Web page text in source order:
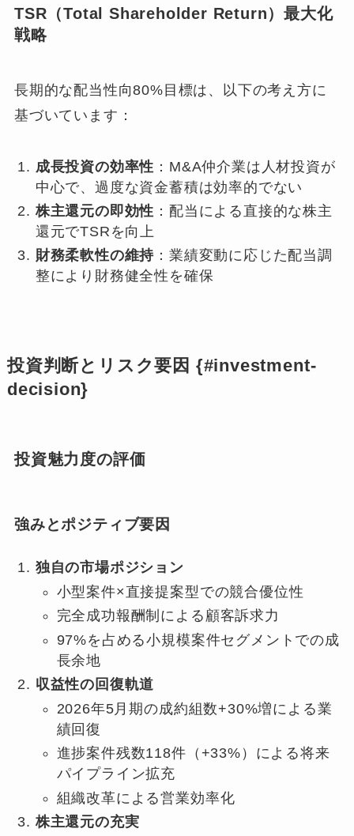
TSR（Total Shareholder Return）最大化
戦略
長期的な配当性向80%目標は、以下の考え方に
基づいています：
成長投資の効率性 ：M&A仲介業は人材投資が
中心で、過度な資金蓄積は効率的でない
株主還元の即効性 ：配当による直接的な株主
還元でTSRを向上
財務柔軟性の維持 ：業績変動に応じた配当調
整により財務健全性を確保
投資判断とリスク要因 {#investment-
decision}
投資魅力度の評価
強みとポジティブ要因
独自の市場ポジション
小型案件×直接提案型での競合優位性
完全成功報酬制による顧客訴求力
97%を占める小規模案件セグメントでの成
長余地
収益性の回復軌道
2026年5月期の成約組数+30%増による業
績回復
進捗案件残数118件（+33%）による将来
パイプライン拡充
組織改革による営業効率化
株主還元の充実